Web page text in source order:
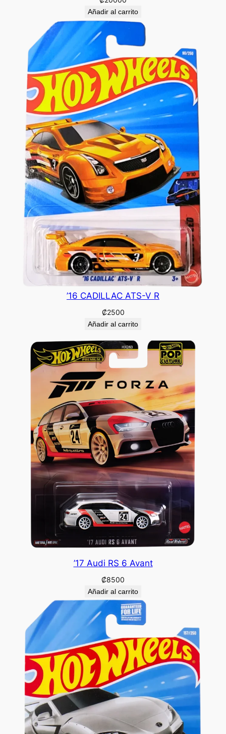
Añadir al carrito
’16 CADILLAC ATS-V R
₡2500
Añadir al carrito
’17 Audi RS 6 Avant
₡8500
Añadir al carrito